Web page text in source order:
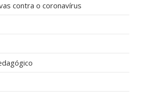
contra o coronavírus